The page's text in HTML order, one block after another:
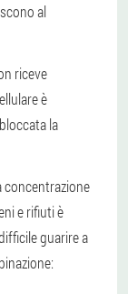
al
riceve
è
la
concentrazione
e rifiuti è
guarire a